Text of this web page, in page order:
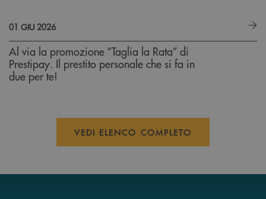
01 GIU 2026
Al via la promozione “Taglia la Rata” di
Prestipay. Il prestito personale che si fa in
due per te!
VEDI ELENCO COMPLETO